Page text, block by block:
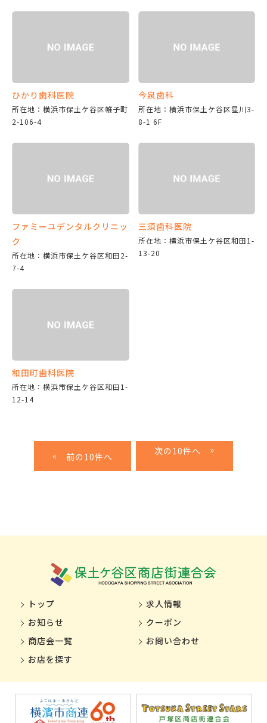
ひかり歯科医院
所在地：横浜市保土ケ谷区帷子町
2-106-4
今泉歯科
所在地：横浜市保土ケ谷区星川3-
8-1 6F
ファミーユデンタルクリニッ
ク
所在地：横浜市保土ケ谷区和田2-
7-4
三須歯科医院
所在地：横浜市保土ケ谷区和田1-
13-20
和田町歯科医院
所在地：横浜市保土ケ谷区和田1-
12-14
« »
トップ
お知らせ
商店会一覧
お店を探す
求人情報
クーポン
お問い合わせ